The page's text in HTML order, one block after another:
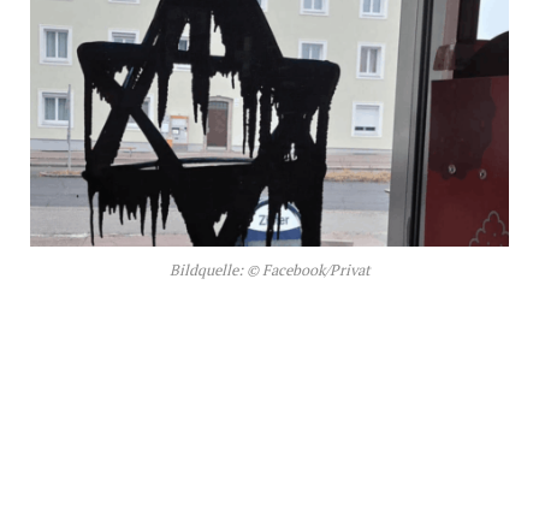
Bildquelle: © Facebook/Privat